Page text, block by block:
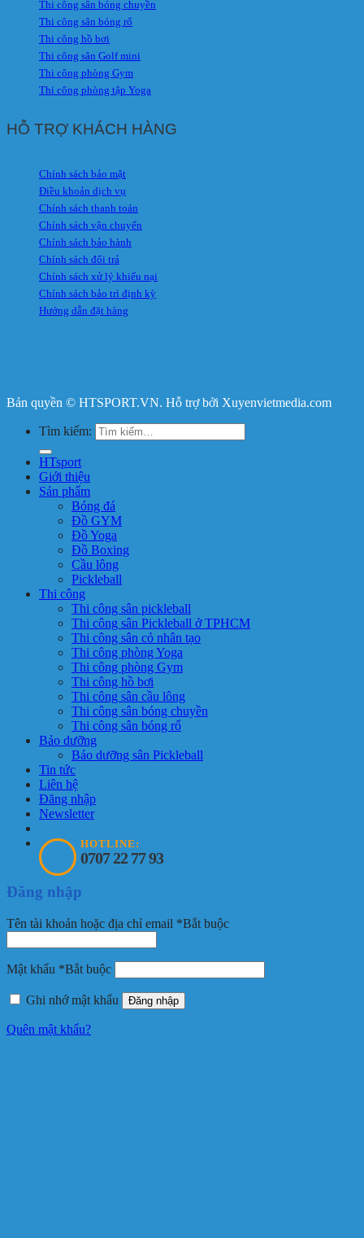
Thi công sân bóng chuyền
Thi công sân bóng rổ
Thi công hồ bơi
Thi công sân Golf mini
Thi công phòng Gym
Thi công phòng tập Yoga
HỖ TRỢ KHÁCH HÀNG
Chính sách bảo mật
Điều khoản dịch vụ
Chính sách thanh toán
Chính sách vận chuyển
Chính sách bảo hành
Chính sách đổi trả
Chính sách xử lý khiếu nại
Chính sách bảo trì định kỳ
Hướng dẫn đặt hàng
Bản quyền © HTSPORT.VN. Hỗ trợ bởi Xuyenvietmedia.com
Tìm kiếm:
HTsport
Giới thiệu
Sản phẩm
Bóng đá
Đồ GYM
Đồ Yoga
Đồ Boxing
Cầu lông
Pickleball
Thi công
Thi công sân pickleball
Thi công sân Pickleball ở TPHCM
Thi công sân cỏ nhân tạo
Thi công phòng Yoga
Thi công phòng Gym
Thi công hồ bơi
Thi công sân cầu lông
Thi công sân bóng chuyền
Thi công sân bóng rổ
Bảo dưỡng
Bảo dưỡng sân Pickleball
Tin tức
Liên hệ
Đăng nhập
Newsletter
HOTLINE:
0707 22 77 93
Đăng nhập
Tên tài khoản hoặc địa chỉ email *Bắt buộc
Mật khẩu *Bắt buộc
Ghi nhớ mật khẩu Đăng nhập
Quên mật khẩu?